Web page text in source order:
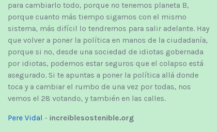
para cambiarlo todo, porque no tenemos planeta B,
porque cuanto más tiempo sigamos con el mismo
sistema, más difícil lo tendremos para salir adelante. Hay
que volver a poner la política en manos de la ciudadanía,
porque si no, desde una sociedad de idiotas gobernada
por idiotas, podemos estar seguros que el colapso está
asegurado. Si te apuntas a poner la política allá donde
toca y a cambiar el rumbo de una vez por todas, nos
vemos el 28 votando, y también en las calles.
Pere Vidal - increiblesostenible.org